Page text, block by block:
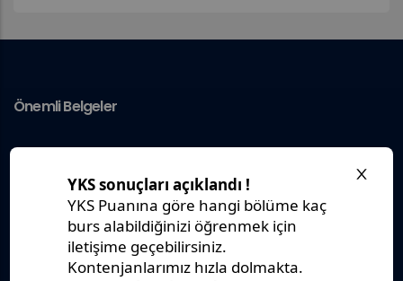
Önemli Belgeler
IUS Statüs
Yönetmelikler
Kanunlar